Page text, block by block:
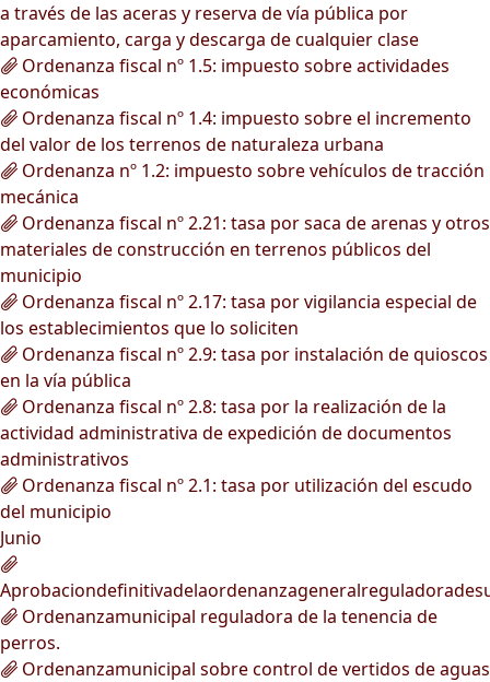
a través de las aceras y reserva de vía pública por
aparcamiento, carga y descarga de cualquier clase
Ordenanza fiscal nº 1.5: impuesto sobre actividades
económicas
Ordenanza fiscal nº 1.4: impuesto sobre el incremento
del valor de los terrenos de naturaleza urbana
Ordenanza nº 1.2: impuesto sobre vehículos de tracción
mecánica
Ordenanza fiscal nº 2.21: tasa por saca de arenas y otros
materiales de construcción en terrenos públicos del
municipio
Ordenanza fiscal nº 2.17: tasa por vigilancia especial de
los establecimientos que lo soliciten
Ordenanza fiscal nº 2.9: tasa por instalación de quioscos
en la vía pública
Ordenanza fiscal nº 2.8: tasa por la realización de la
actividad administrativa de expedición de documentos
administrativos
Ordenanza fiscal nº 2.1: tasa por utilización del escudo
del municipio
Junio
Ordenanzamunicipal reguladora de la tenencia de
perros.
Ordenanzamunicipal sobre control de vertidos de aguas